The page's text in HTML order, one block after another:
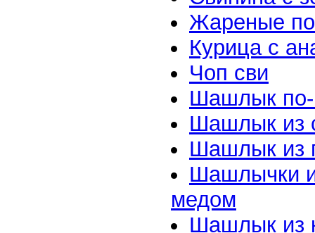
Жареные
Курица с
Чоп сви
Шашлык по-
Шашлык из
Шашлык из
Шашлычки
медом
Шашлык из